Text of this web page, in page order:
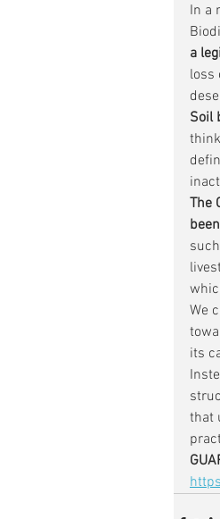
In a
a
loss
Soil
The
We
its
that